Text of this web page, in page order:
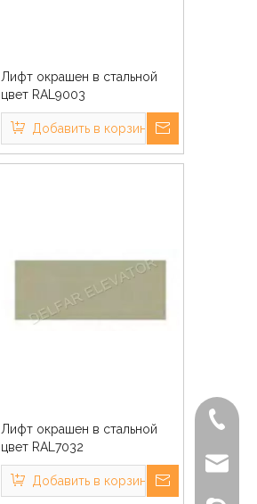
Лифт окрашен в стальной
цвет RAL9003
Добавить в корзину
Лифт окрашен в стальной
цвет RAL7032
Добавить в корзину
+86-